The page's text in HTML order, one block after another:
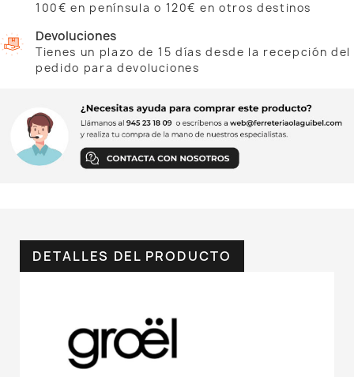
100€ en península o 120€ en otros destinos
Devoluciones
Tienes un plazo de 15 días desde la recepción del
pedido para devoluciones
DETALLES DEL PRODUCTO